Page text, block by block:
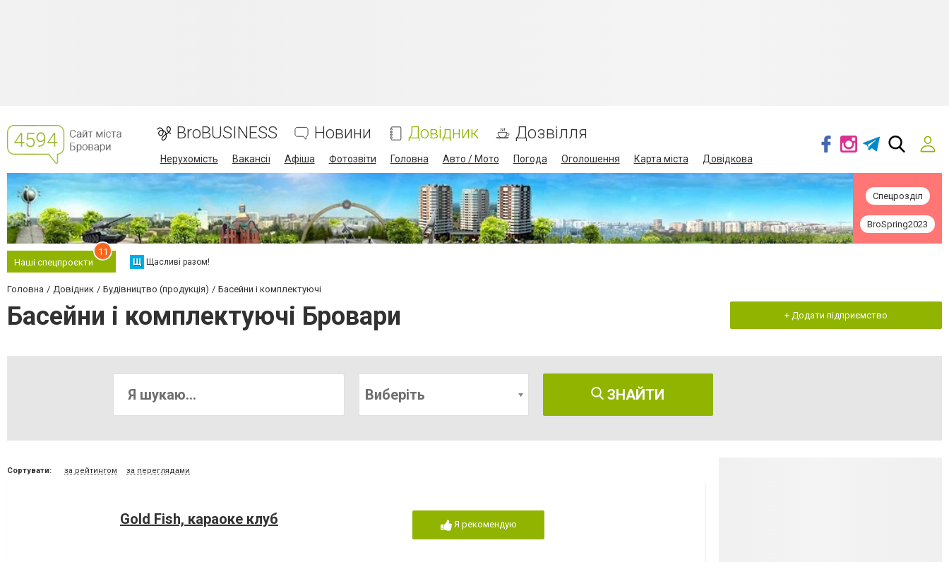
BroBUSINESS Новини Довідник Дозвілля
Нерухомість Вакансії Афіша Фотозвіти Головна Авто / Мото Погода Оголошення Карта міста Довідкова
Спецрозділ
BroSpring2023
Наші спецпроєкти
11
Щ Щасливі разом!
Головна Довідник Будівництво (продукція) Басейни і комплектуючі
Басейни і комплектуючі Бровари + Додати підприємство
Виберіть ЗНАЙТИ
Сортувати: за рейтингом за переглядами
Gold Fish, караоке клуб Я рекомендую